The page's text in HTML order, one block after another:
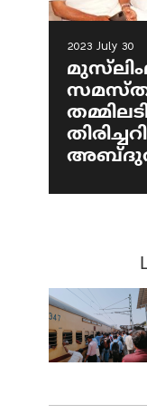
2023 July 30